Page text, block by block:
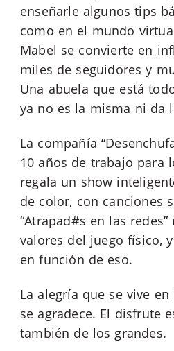
enseñarle algunos tips
como en el mundo
Mabel se convierte en
miles de seguidores y
Una abuela que está
ya no es la misma ni da
La compañía
10 años de trabajo para
regala un show
de color, con canciones
“Atrapad#s en las
valores del juego físico,
en función de eso.
La alegría que se vive
se agradece. El disfrute
también de los grandes.